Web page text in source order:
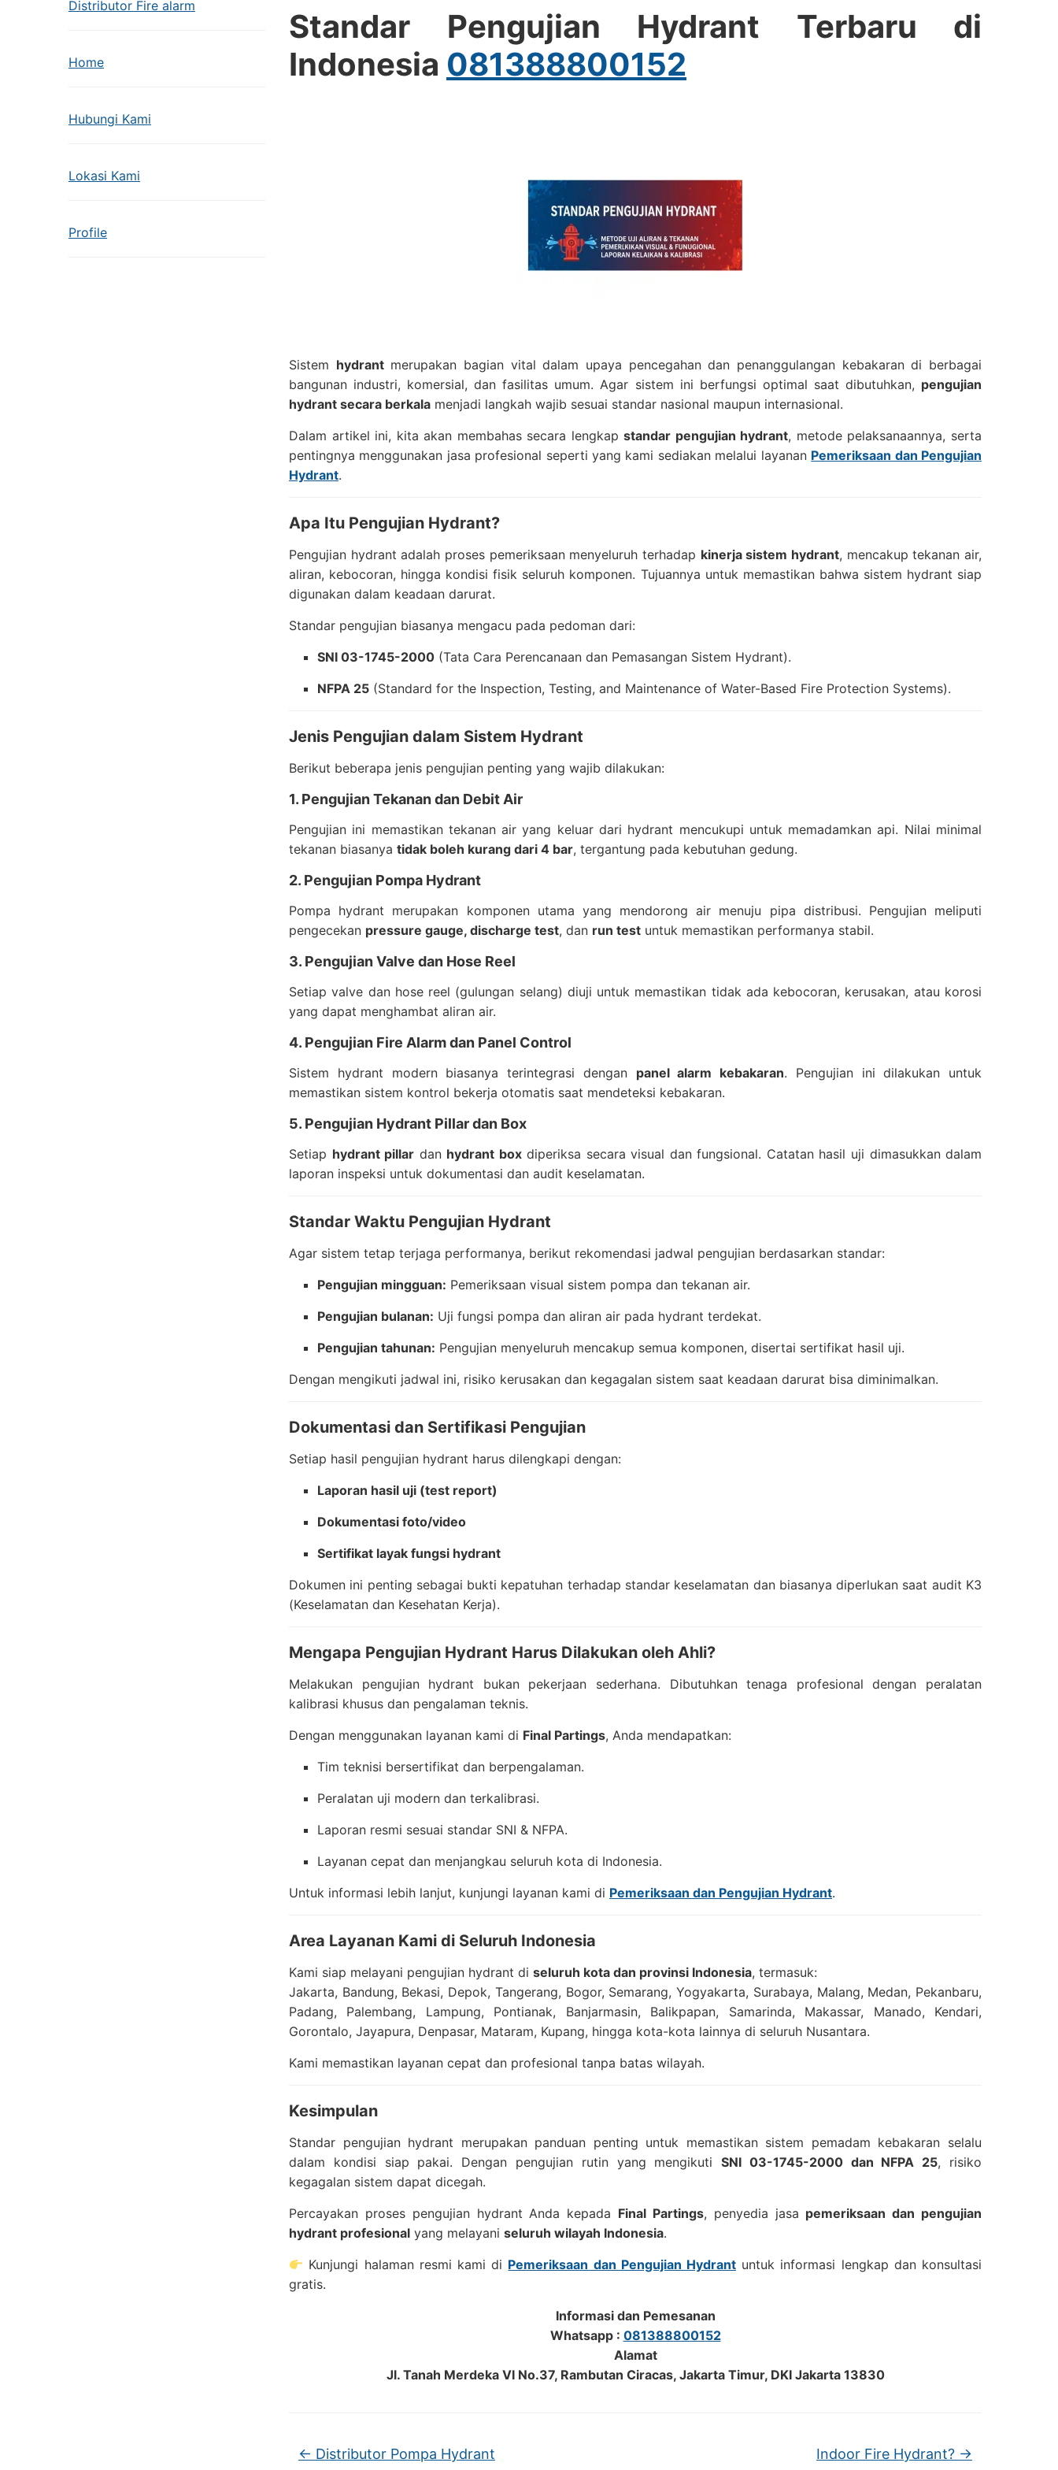
Distributor Fire alarm
Home
Hubungi Kami
Lokasi Kami
Profile
Standar Pengujian Hydrant Terbaru di
Indonesia 081388800152
Sistem hydrantmerupakan bagian vital dalam upaya pencegahan dan penanggulangan kebakaran di berbagai
bangunan industri, komersial, dan fasilitas umum. Agar sistem ini berfungsi optimal saat dibutuhkan, pengujian
hydrant secara berkala menjadi langkah wajib sesuai standar nasional maupun internasional.
Dalam artikel ini, kita akan membahas secara lengkapstandar pengujian hydrant, metode pelaksanaannya, serta
pentingnya menggunakan jasa profesional seperti yang kami sediakan melalui layanan Pemeriksaan dan Pengujian
Hydrant.
Apa Itu Pengujian Hydrant?
Pengujian hydrant adalah proses pemeriksaan menyeluruh terhadap kinerja sistem hydrant, mencakup tekanan air,
aliran, kebocoran, hingga kondisi fisik seluruh komponen. Tujuannya untuk memastikan bahwa sistem hydrant siap
digunakan dalam keadaan darurat.
Standar pengujian biasanya mengacu pada pedoman dari:
SNI 03-1745-2000 (Tata Cara Perencanaan dan Pemasangan Sistem Hydrant).
NFPA 25 (Standard for the Inspection, Testing, and Maintenance of Water-Based Fire Protection Systems).
Jenis Pengujian dalam Sistem Hydrant
Berikut beberapa jenis pengujian penting yang wajib dilakukan:
1. Pengujian Tekanan dan Debit Air
Pengujian ini memastikan tekanan air yang keluar dari hydrant mencukupi untuk memadamkan api. Nilai minimal
tekanan biasanya tidak boleh kurang dari 4 bar, tergantung pada kebutuhan gedung.
2. Pengujian Pompa Hydrant
Pompa hydrant merupakan komponen utama yang mendorong air menuju pipa distribusi. Pengujian meliputi
pengecekan pressure gauge, discharge test, dan run test untuk memastikan performanya stabil.
3. Pengujian Valve dan Hose Reel
Setiap valve dan hose reel (gulungan selang) diuji untuk memastikan tidak ada kebocoran, kerusakan, atau korosi
yang dapat menghambat aliran air.
4. Pengujian Fire Alarm dan Panel Control
Sistem hydrant modern biasanya terintegrasi dengan panel alarm kebakaran. Pengujian ini dilakukan untuk
memastikan sistem kontrol bekerja otomatis saat mendeteksi kebakaran.
5. Pengujian Hydrant Pillar dan Box
Setiap hydrant pillar dan hydrant boxdiperiksa secara visual dan fungsional. Catatan hasil uji dimasukkan dalam
laporan inspeksi untuk dokumentasi dan audit keselamatan.
Standar Waktu Pengujian Hydrant
Agar sistem tetap terjaga performanya, berikut rekomendasi jadwal pengujian berdasarkan standar:
Pengujian mingguan: Pemeriksaan visual sistem pompa dan tekanan air.
Pengujian bulanan: Uji fungsi pompa dan aliran air pada hydrant terdekat.
Pengujian tahunan: Pengujian menyeluruh mencakup semua komponen, disertai sertifikat hasil uji.
Dengan mengikuti jadwal ini, risiko kerusakan dan kegagalan sistem saat keadaan darurat bisa diminimalkan.
Dokumentasi dan Sertifikasi Pengujian
Setiap hasil pengujian hydrant harus dilengkapi dengan:
Laporan hasil uji (test report)
Dokumentasi foto/video
Sertifikat layak fungsi hydrant
Dokumen ini penting sebagai bukti kepatuhan terhadap standar keselamatan dan biasanya diperlukan saat audit K3
(Keselamatan dan Kesehatan Kerja).
Mengapa Pengujian Hydrant Harus Dilakukan oleh Ahli?
Melakukan pengujian hydrant bukan pekerjaan sederhana. Dibutuhkan tenaga profesional dengan peralatan
kalibrasi khusus dan pengalaman teknis.
Dengan menggunakan layanan kami di Final Partings, Anda mendapatkan:
Tim teknisi bersertifikat dan berpengalaman.
Peralatan uji modern dan terkalibrasi.
Laporan resmi sesuai standar SNI & NFPA.
Layanan cepat dan menjangkau seluruh kota di Indonesia.
Untuk informasi lebih lanjut, kunjungi layanan kami di Pemeriksaan dan Pengujian Hydrant.
Area Layanan Kami di Seluruh Indonesia
Kami siap melayani pengujian hydrant di seluruh kota dan provinsi Indonesia, termasuk:
Jakarta, Bandung, Bekasi, Depok, Tangerang, Bogor, Semarang, Yogyakarta, Surabaya, Malang, Medan, Pekanbaru,
Padang, Palembang, Lampung, Pontianak, Banjarmasin, Balikpapan, Samarinda, Makassar, Manado, Kendari,
Gorontalo, Jayapura, Denpasar, Mataram, Kupang, hingga kota-kota lainnya di seluruh Nusantara.
Kami memastikan layanan cepat dan profesional tanpa batas wilayah.
Kesimpulan
Standar pengujian hydrant merupakan panduan penting untuk memastikan sistem pemadam kebakaran selalu
dalam kondisi siap pakai. Dengan pengujian rutin yang mengikutiSNI 03-1745-2000 dan NFPA 25, risiko
kegagalan sistem dapat dicegah.
Percayakan proses pengujian hydrant Anda kepada Final Partings, penyedia jasa pemeriksaan dan pengujian
hydrant profesional yang melayani seluruh wilayah Indonesia.
Kunjungi halaman resmi kami di Pemeriksaan dan Pengujian Hydrant untuk informasi lengkap dan konsultasi
gratis.
Informasi dan Pemesanan
Whatsapp : 081388800152
Alamat
Jl. Tanah Merdeka VI No.37, Rambutan Ciracas, Jakarta Timur, DKI Jakarta 13830
← Distributor Pompa Hydrant Indoor Fire Hydrant? →